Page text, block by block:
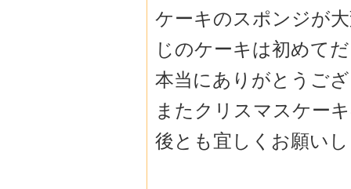
ケーキのスポンジが
じのケーキは初めて
本当にありがとうご
またクリスマスケー
後とも宜しくお願い